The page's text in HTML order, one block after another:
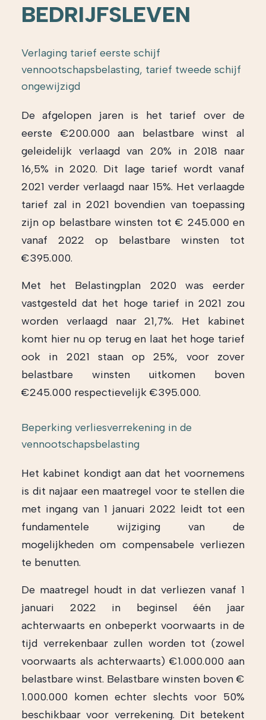
BEDRIJFSLEVEN
Verlaging tarief eerste schijf
vennootschapsbelasting, tarief tweede schijf
ongewijzigd
De afgelopen jaren is het tarief over de
eerste €200.000 aan belastbare winst al
geleidelijk verlaagd van 20% in 2018 naar
16,5% in 2020. Dit lage tarief wordt vanaf
2021 verder verlaagd naar 15%. Het verlaagde
tarief zal in 2021 bovendien van toepassing
zijn op belastbare winsten tot € 245.000 en
vanaf 2022 op belastbare winsten tot
€395.000.
Met het Belastingplan 2020 was eerder
vastgesteld dat het hoge tarief in 2021 zou
worden verlaagd naar 21,7%. Het kabinet
komt hier nu op terug en laat het hoge tarief
ook in 2021 staan op 25%, voor zover
belastbare winsten uitkomen boven
€245.000 respectievelijk €395.000.
Beperking verliesverrekening in de
vennootschapsbelasting
Het kabinet kondigt aan dat het voornemens
is dit najaar een maatregel voor te stellen die
met ingang van 1 januari 2022 leidt tot een
fundamentele wijziging van de
mogelijkheden om compensabele verliezen
te benutten.
De maatregel houdt in dat verliezen vanaf 1
januari 2022 in beginsel één jaar
achterwaarts en onbeperkt voorwaarts in de
tijd verrekenbaar zullen worden tot (zowel
voorwaarts als achterwaarts) €1.000.000 aan
belastbare winst. Belastbare winsten boven €
1.000.000 komen echter slechts voor 50%
beschikbaar voor verrekening. Dit betekent